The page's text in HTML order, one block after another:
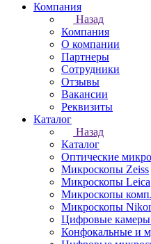
Компания
Назад
Компания
О компании
Партнеры
Сотрудники
Отзывы
Вакансии
Реквизиты
Каталог
Назад
Каталог
Оптические
Микроскопы Zeiss
Микроскопы Leica
Микроскопы
Микроскопы
Цифровые камеры
Конфокальные и